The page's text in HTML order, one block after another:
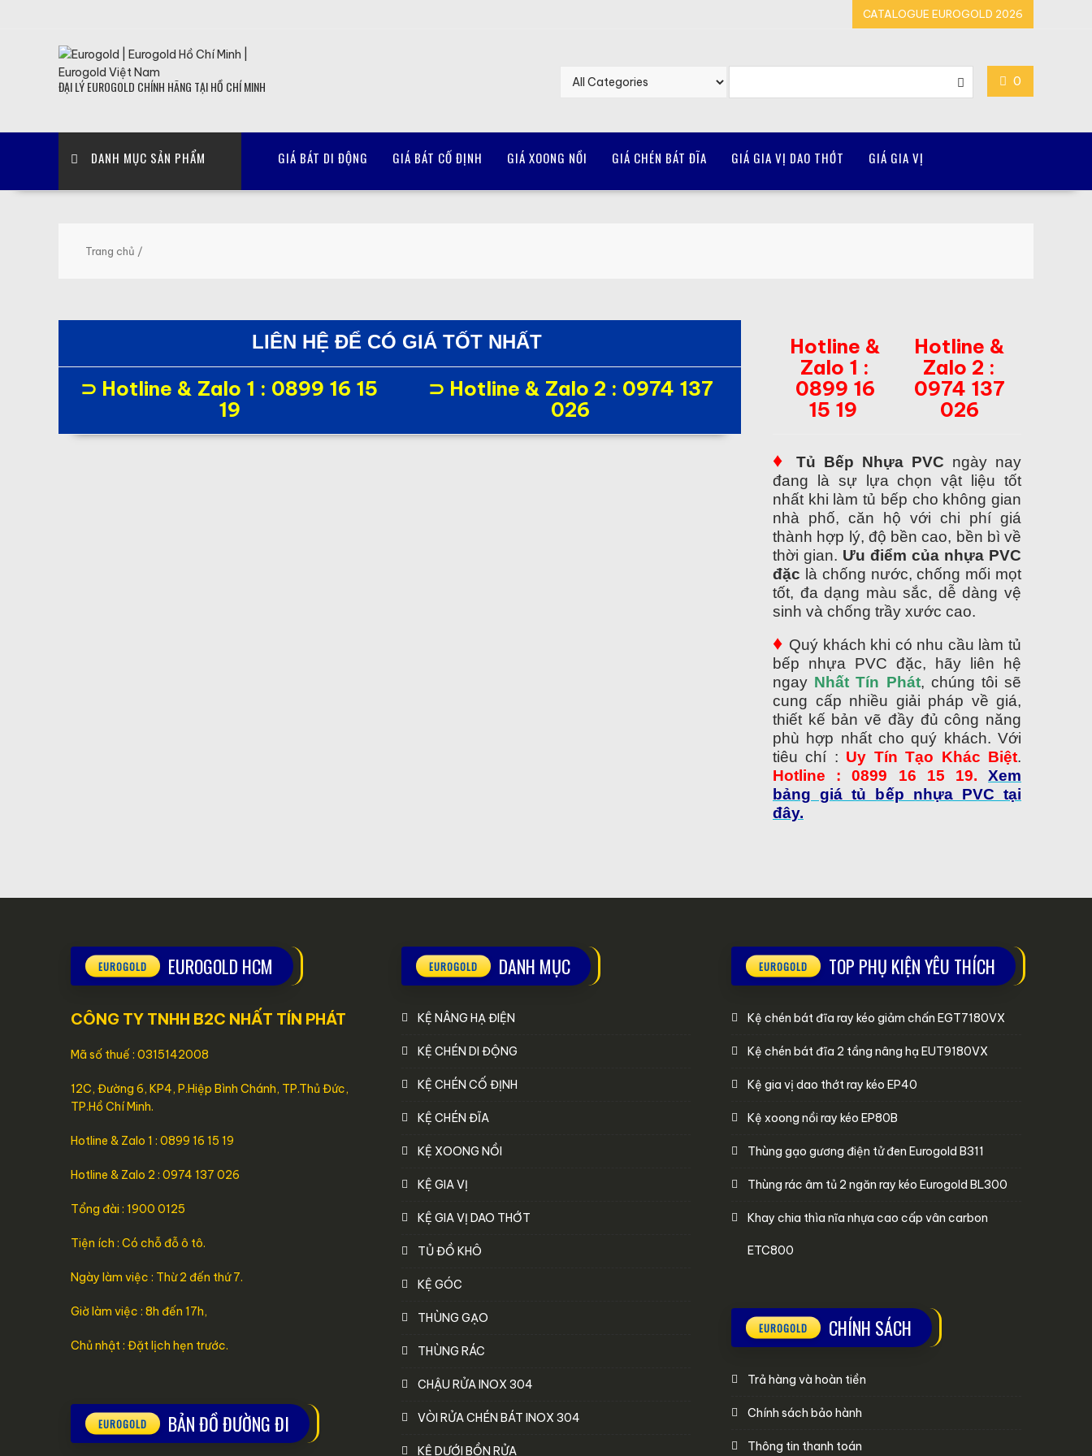
CATALOGUE EUROGOLD 2026
ĐẠI LÝ EUROGOLD CHÍNH HÃNG TẠI HỒ CHÍ MINH 0
DANH MỤC SẢN PHẨM GIÁ BÁT DI ĐỘNG GIÁ BÁT CỐ ĐỊNH GIÁ XOONG NỒI GIÁ CHÉN BÁT ĐĨA GIÁ GIA VỊ DAO THỚT GIÁ GIA VỊ
Trang chủ /
LIÊN HỆ ĐỂ CÓ GIÁ TỐT NHẤT
⊃ Hotline & Zalo 1 : 0899 16 15
19
⊃ Hotline & Zalo 2 : 0974 137
026
Hotline &
Zalo 1 :
0899 16
15 19
Hotline &
Zalo 2 :
0974 137
026
♦ Tủ Bếp Nhựa PVC ngày nay
đang là sự lựa chọn vật liệu tốt
nhất khi làm tủ bếp cho không gian
nhà phố, căn hộ với chi phí giá
thành hợp lý, độ bền cao, bền bì về
thời gian. Ưu điểm của nhựa PVC
đặc là chống nước, chống mối mọt
tốt, đa dạng màu sắc, dễ dàng vệ
sinh và chống trầy xước cao.
♦ Quý khách khi có nhu cầu làm tủ
bếp nhựa PVC đặc, hãy liên hệ
ngay Nhất Tín Phát, chúng tôi sẽ
cung cấp nhiều giải pháp về giá,
thiết kế bản vẽ đầy đủ công năng
phù hợp nhất cho quý khách. Với
tiêu chí : Uy Tín Tạo Khác Biệt.
Hotline : 0899 16 15 19. Xem
bảng giá tủ bếp nhựa PVC tại
đây.
EUROGOLD HCM
CÔNG TY TNHH B2C NHẤT TÍN PHÁT
Mã số thuế : 0315142008
12C, Đường 6, KP4, P.Hiệp Bình Chánh, TP.Thủ Đức,
TP.Hồ Chí Minh.
Hotline & Zalo 1 : 0899 16 15 19
Hotline & Zalo 2 : 0974 137 026
Tổng đài : 1900 0125
Tiện ích : Có chỗ đỗ ô tô.
Ngày làm việc : Thừ 2 đến thứ 7.
Giờ làm việc : 8h đến 17h,
Chủ nhật : Đặt lịch hẹn trước.
BẢN ĐỒ ĐƯỜNG ĐI
DANH MỤC
KỆ NÂNG HẠ ĐIỆN
KỆ CHÉN DI ĐỘNG
KỆ CHÉN CỐ ĐỊNH
KỆ CHÉN ĐĨA
KỆ XOONG NỒI
KỆ GIA VỊ
KỆ GIA VỊ DAO THỚT
TỦ ĐỒ KHÔ
KỆ GÓC
THÙNG GẠO
THÙNG RÁC
CHẬU RỬA INOX 304
VÒI RỬA CHÉN BÁT INOX 304
KỆ DƯỚI BỒN RỬA
TOP PHỤ KIỆN YÊU THÍCH
Kệ chén bát đĩa ray kéo giảm chấn EGT7180VX
Kệ chén bát đĩa 2 tầng nâng hạ EUT9180VX
Kệ gia vị dao thớt ray kéo EP40
Kệ xoong nồi ray kéo EP80B
Thùng gạo gương điện tử đen Eurogold B311
Thùng rác âm tủ 2 ngăn ray kéo Eurogold BL300
Khay chia thìa nĩa nhựa cao cấp vân carbon
ETC800
CHÍNH SÁCH
Trả hàng và hoàn tiền
Chính sách bảo hành
Thông tin thanh toán